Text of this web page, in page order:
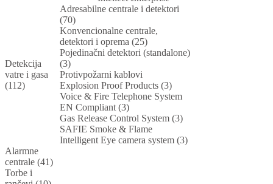
Detekcija
vatre i gasa
(112)
Adresabilne centrale i detektori
(70)
Konvencionalne centrale,
detektori i oprema (25)
Pojedinačni detektori (standalone)
(3)
Protivpožarni kablovi
Explosion Proof Products (3)
Voice & Fire Telephone System
EN Compliant (3)
Gas Release Control System (3)
SAFIE Smoke & Flame
Intelligent Eye camera system (3)
Alarmne
centrale (41)
Torbe i